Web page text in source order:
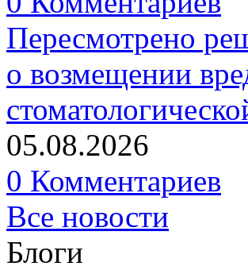
Пересмотрено
о возмещении
05.08.2026
0 Комментариев
Все новости
Блоги